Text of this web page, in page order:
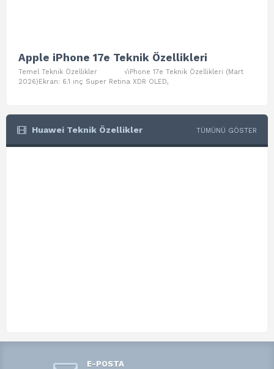
Apple iPhone 17e Teknik Özellikleri
Temel Teknik Özellikler √iPhone 17e Teknik Özellikleri (Mart
2026)Ekran: 6.1 inç Super Retina XDR OLED,
Huawei Teknik Özellikler TÜMÜNÜ GÖSTER
E-POSTA